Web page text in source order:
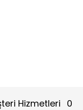
Hizmetleri
0